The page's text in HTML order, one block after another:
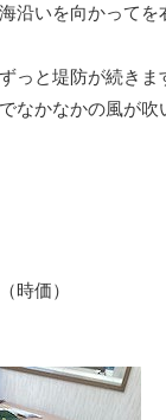
沿いを向かってを
っと堤防が続きま
なかなかの風が吹
時価）